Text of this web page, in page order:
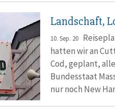
Landschaft,
10. Sep. 20
hatten wir an
Cod, geplant,
Bundesstaat
nur noch New